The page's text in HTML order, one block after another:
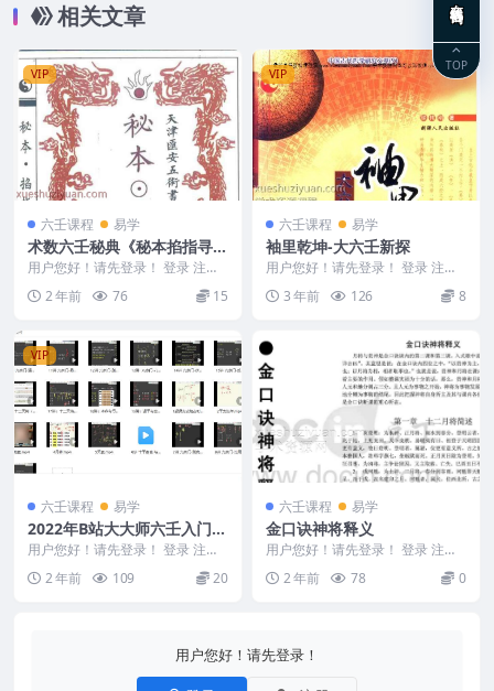
相关文章
VIP
六壬课程 易学
术数六壬秘典《秘本掐指寻
物》58页
用户您好！请先登录！ 登录 注册
术数六壬秘典《秘本掐指寻物》58
页 25012...
2 年前 76 15
VIP
六壬课程 易学
袖里乾坤-大六壬新探
用户您好！请先登录！ 登录 注册
编号：Y2308-258-15 徐伟刚-袖里
乾...3 年前 126 8
VIP
六壬课程 易学
2022年B站大大师六壬入门视
频
用户您好！请先登录！ 登录 注册
2022年B站大大师六壬入门视频 2
40419...
2 年前 109 20
六壬课程 易学
金口诀神将释义
用户您好！请先登录！ 登录 注册
2 年前 78 0
用户您好！请先登录！
TOP